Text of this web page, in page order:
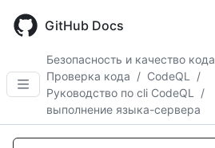
main
GitHub Docs
Безопасность и качество кода
Проверка кода / CodeQL
/
Руководство по cli CodeQL
/
выполнение языка-сервера